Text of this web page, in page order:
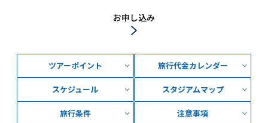
お申し込み
ツアーポイント 旅行代金カレンダー
スケジュール スタジアムマップ
旅行条件 注意事項